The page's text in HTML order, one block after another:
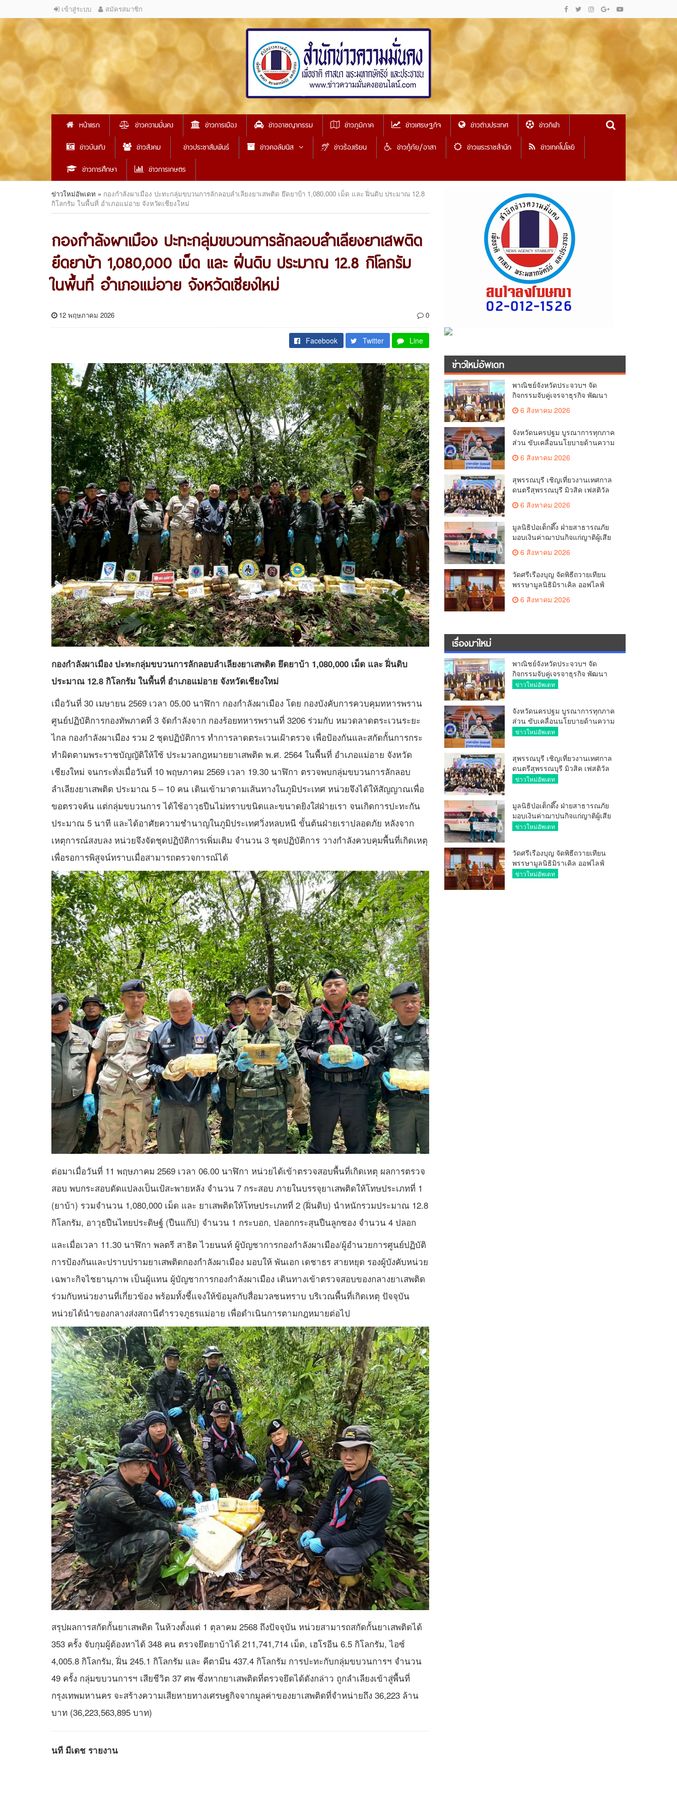
เข้าสู่ระบบ สมัครสมาชิก
หน้าแรก ข่าวความมั่นคง ข่าวการเมือง ข่าวอาชญากรรม ข่าวภูมิภาค ข่าวเศรษฐกิจ ข่าวต่างประเทศ
ข่าวกีฬา
ข่าวบันเทิง
ข่าวสังคม ข่าวประชาสัมพันธ์ ข่าวคอลัมนิส ข่าวร้องเรียน ข่าวกู้ภัย/อาสา ข่าวพระราชสำนัก
ข่าวเทคโนโลยี
ข่าวการศึกษา
ข่าวการเกษตร
ข่าวใหม่อัพเดท » กองกำลังผาเมือง ปะทะกลุ่มขบวนการลักลอบลำเลียงยาเสพติด ยึดยาบ้า 1,080,000 เม็ด และ ฝิ่นดิบ ประมาณ 12.8
กิโลกรัม ในพื้นที่ อำเภอแม่อาย จังหวัดเชียงใหม่
กองกำลังผาเมือง ปะทะกลุ่มขบวนการลักลอบลำเลียงยาเสพติด
ยึดยาบ้า 1,080,000 เม็ด และ ฝิ่นดิบ ประมาณ 12.8 กิโลกรัม
ในพื้นที่ อำเภอแม่อาย จังหวัดเชียงใหม่
12 พฤษภาคม 2026 0
Facebook Twitter Line
กองกำลังผาเมือง ปะทะกลุ่มขบวนการลักลอบลำเลียงยาเสพติด ยึดยาบ้า 1,080,000 เม็ด และ ฝิ่นดิบ
ประมาณ 12.8 กิโลกรัม ในพื้นที่ อำเภอแม่อาย จังหวัดเชียงใหม่
เมื่อวันที่ 30 เมษายน 2569 เวลา 05.00 นาฬิกา กองกำลังผาเมือง โดย กองบังคับการควบคุมทหารพราน
ศูนย์ปฏิบัติการกองทัพภาคที่ 3 จัดกำลังจาก กองร้อยทหารพรานที่ 3206 ร่วมกับ หมวดลาดตระเวนระยะ
ไกล กองกำลังผาเมือง รวม 2 ชุดปฏิบัติการ ทำการลาดตระเวนเฝ้าตรวจ เพื่อป้องกันและสกัดกั้นการกระ
ทำผิดตามพระราชบัญญัติให้ใช้ ประมวลกฎหมายยาเสพติด พ.ศ. 2564 ในพื้นที่ อำเภอแม่อาย จังหวัด
เชียงใหม่ จนกระทั่งเมื่อวันที่ 10 พฤษภาคม 2569 เวลา 19.30 นาฬิกา ตรวจพบกลุ่มขบวนการลักลอบ
ลำเลียงยาเสพติด ประมาณ 5 – 10 คน เดินเข้ามาตามเส้นทางในภูมิประเทศ หน่วยจึงได้ให้สัญญาณเพื่อ
ขอตรวจค้น แต่กลุ่มขบวนการ ได้ใช้อาวุธปืนไม่ทราบขนิดและขนาดยิงใส่ฝ่ายเรา จนเกิดการปะทะกัน
ประมาณ 5 นาที และได้อาศัยความชำนาญในภูมิประเทศวิ่งหลบหนี ขั้นต้นฝ่ายเราปลอดภัย หลังจาก
เหตุการณ์สงบลง หน่วยจึงจัดชุดปฏิบัติการเพิ่มเติม จำนวน 3 ชุดปฏิบัติการ วางกำลังควบคุมพื้นที่เกิดเหตุ
เพื่อรอการพิสูจน์ทราบเมื่อสามารถตรวจการณ์ได้
ต่อมาเมื่อวันที่ 11 พฤษภาคม 2569 เวลา 06.00 นาฬิกา หน่วยได้เข้าตรวจสอบพื้นที่เกิดเหตุ ผลการตรวจ
สอบ พบกระสอบดัดแปลงเป็นเป้สะพายหลัง จำนวน 7 กระสอบ ภายในบรรจุยาเสพติดให้โทษประเภทที่ 1
(ยาบ้า) รวมจำนวน 1,080,000 เม็ด และ ยาเสพติดให้โทษประเภทที่ 2 (ฝิ่นดิบ) นำหนักรวมประมาณ 12.8
กิโลกรัม, อาวุธปืนไทยประดิษฐ์ (ปืนแก๊ป) จำนวน 1 กระบอก, ปลอกกระสุนปืนลูกซอง จำนวน 4 ปลอก
และเมื่อเวลา 11.30 นาฬิกา พลตรี สาธิต ไวยนนท์ ผู้บัญชาการกองกำลังผาเมือง/ผู้อำนวยการศูนย์ปฏิบัติ
การป้องกันและปราบปรามยาเสพติดกองกำลังผาเมือง มอบให้ พันเอก เดชาธร สายหยุด รองผู้บังคับหน่วย
เฉพาะกิจไชยานุภาพ เป็นผู้แทน ผู้บัญชาการกองกำลังผาเมือง เดินทางเข้าตรวจสอบของกลางยาเสพติด
ร่วมกับหน่วยงานที่เกี่ยวข้อง พร้อมทั้งชี้แจงให้ข้อมูลกับสื่อมวลชนทราบ บริเวณพื้นที่เกิดเหตุ ปัจจุบัน
หน่วยได้นำของกลางส่งสถานีตำรวจภูธรแม่อาย เพื่อดำเนินการตามกฎหมายต่อไป
สรุปผลการสกัดกั้นยาเสพติด ในห้วงตั้งแต่ 1 ตุลาคม 2568 ถึงปัจจุบัน หน่วยสามารถสกัดกั้นยาเสพติดได้
353 ครั้ง จับกุมผู้ต้องหาได้ 348 คน ตรวจยึดยาบ้าได้ 211,741,714 เม็ด, เฮโรอีน 6.5 กิโลกรัม, ไอซ์
4,005.8 กิโลกรัม, ฝิ่น 245.1 กิโลกรัม และ คีตามีน 437.4 กิโลกรัม การปะทะกับกลุ่มขบวนการฯ จำนวน
49 ครั้ง กลุ่มขบวนการฯ เสียชีวิต 37 ศพ ซึ่งหากยาเสพติดที่ตรวจยึดได้ดังกล่าว ถูกลำเลียงเข้าสู่พื้นที่
กรุงเทพมหานคร จะสร้างความเสียหายทางเศรษฐกิจจากมูลค่าของยาเสพติดที่จำหน่ายถึง 36,223 ล้าน
บาท (36,223,563,895 บาท)
นที มีเดช รายงาน
ข่าวใหม่อัพเดท
พาณิชย์จังหวัดประจวบฯ จัด
กิจกรรมจับคู่เจรจาธุรกิจ พัฒนา
ศักยภาพ ผู้ประกอบการ ขยายช่อง
ทางการค้า สู่การค้าระหว่าง
6 สิงหาคม 2026
จังหวัดนครปฐม บูรณาการทุกภาค
ส่วน ขับเคลื่อนนโยบายด้านความ
มั่นคง ยกระดับการป้องกัน
อาชญากรรมทางเทคโนโลยี
6 สิงหาคม 2026
สุพรรณบุรี เชิญเที่ยวงานเทศกาล
ดนตรีสุพรรณบุรี มิวสิค เฟสติวัล
มันส์ เหน่อมาก
6 สิงหาคม 2026
มูลนิธิป่อเต็กตึ๊ง ฝ่ายสาธารณภัย
มอบเงินค่าฌาปนกิจแก่ญาติผู้เสีย
ชีวิต จากเหตุเพลิงไหม้ โรงเบียร์ ณ
ลาดพร้าว จำนวน 20,000 บาท
6 สิงหาคม 2026
วัดศรีเรืองบุญ จัดพิธีถวายเทียน
พรรษามูลนิธิมิราเคิล ออฟไลฟ์
ประจำปี 2569 พล.ต.ต.ศิริวัฒน์
ดีพอ ให้เกียรติเป็นประธาน
6 สิงหาคม 2026
เรื่องมาใหม่
พาณิชย์จังหวัดประจวบฯ จัด
กิจกรรมจับคู่เจรจาธุรกิจ พัฒนา
ศักยภาพ ผู้ประกอบการ ขยายช่อง
ข่าวใหม่อัพเดท
จังหวัดนครปฐม บูรณาการทุกภาค
ส่วน ขับเคลื่อนนโยบายด้านความ
มั่นคง ยกระดับการป้องกัน
ข่าวใหม่อัพเดท
สุพรรณบุรี เชิญเที่ยวงานเทศกาล
ดนตรีสุพรรณบุรี มิวสิค เฟสติวัล
มันส์ เหน่อมาก
ข่าวใหม่อัพเดท
มูลนิธิป่อเต็กตึ๊ง ฝ่ายสาธารณภัย
มอบเงินค่าฌาปนกิจแก่ญาติผู้เสีย
ชีวิต จากเหตุเพลิงไหม้ โรงเบียร์ ณ
ข่าวใหม่อัพเดท
วัดศรีเรืองบุญ จัดพิธีถวายเทียน
พรรษามูลนิธิมิราเคิล ออฟไลฟ์
ประจำปี 2569 พล.ต.ต.ศิริวัฒน์
ข่าวใหม่อัพเดท